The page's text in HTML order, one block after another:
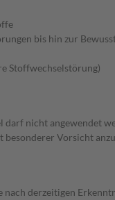
bis hin zur
Stoffwechselstörung)
nicht angewendet
Vorsicht
derzeitigen